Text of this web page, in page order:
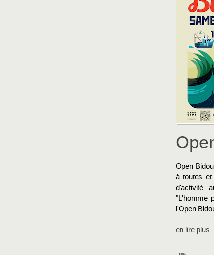
Open
à toutes et
d'activité
"L'homme
l'Open
en lire plus